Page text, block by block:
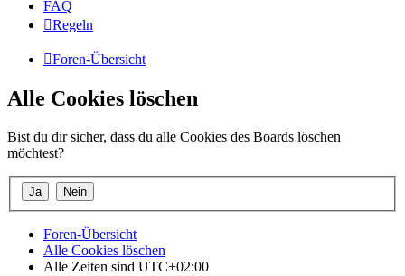
FAQ
Regeln
Foren-Übersicht
Alle Cookies löschen
Bist du dir sicher, dass du alle Cookies des Boards löschen
möchtest?
Foren-Übersicht
Alle Cookies löschen
Alle Zeiten sind UTC+02:00